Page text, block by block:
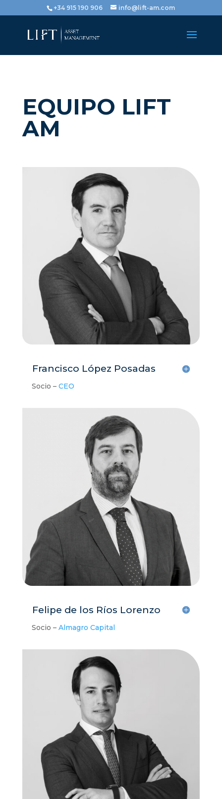
+34 915 190 906 info@lift-am.com
EQUIPO LIFT
AM
Francisco López Posadas
Socio – CEO
Felipe de los Ríos Lorenzo
Socio – Almagro Capital